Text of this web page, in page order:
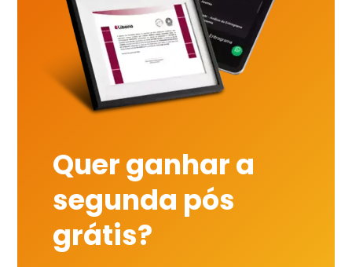
Quer ganhar a
segunda pós
grátis?